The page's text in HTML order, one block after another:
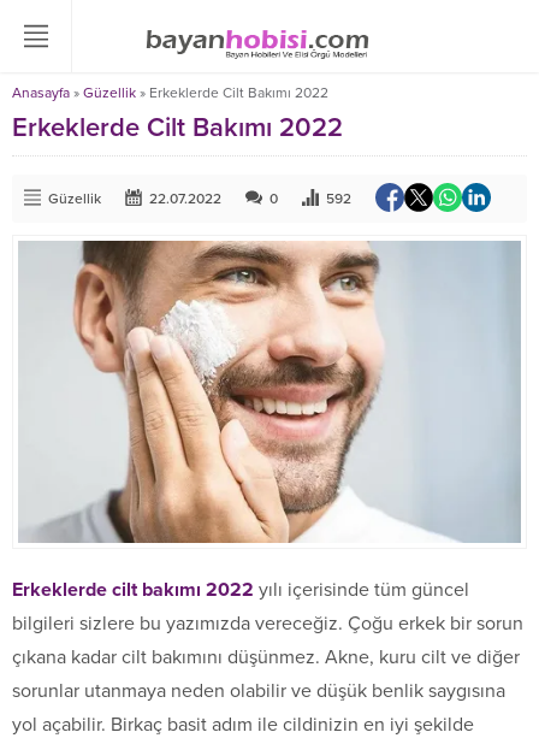
Anasayfa » Güzellik » Erkeklerde Cilt Bakımı 2022
Erkeklerde Cilt Bakımı 2022
Güzellik 22.07.2022 0 592
Erkeklerde cilt bakımı 2022 yılı içerisinde tüm güncel
bilgileri sizlere bu yazımızda vereceğiz. Çoğu erkek bir sorun
çıkana kadar cilt bakımını düşünmez. Akne, kuru cilt ve diğer
sorunlar utanmaya neden olabilir ve düşük benlik saygısına
yol açabilir. Birkaç basit adım ile cildinizin en iyi şekilde